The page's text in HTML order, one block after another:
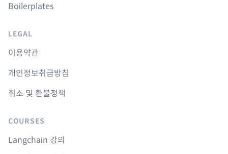
Boilerplates
LEGAL
이용약관
개인정보취급방침
취소 및 환불정책
COURSES
Langchain 강의